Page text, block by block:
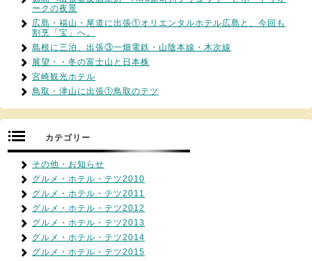
ークの夜景
広島・福山・尾道に出張①オリエンタルホテル広島と、今回も
割烹「宝」へ。
島根に三泊、出張③一畑電鉄・山陰本線・木次線
展望・・冬の富士山と日本株
宮崎観光ホテル
鳥取・津山に出張①鳥取のテツ
カテゴリー
その他・お知らせ
グルメ・ホテル・テツ2010
グルメ・ホテル・テツ2011
グルメ・ホテル・テツ2012
グルメ・ホテル・テツ2013
グルメ・ホテル・テツ2014
グルメ・ホテル・テツ2015